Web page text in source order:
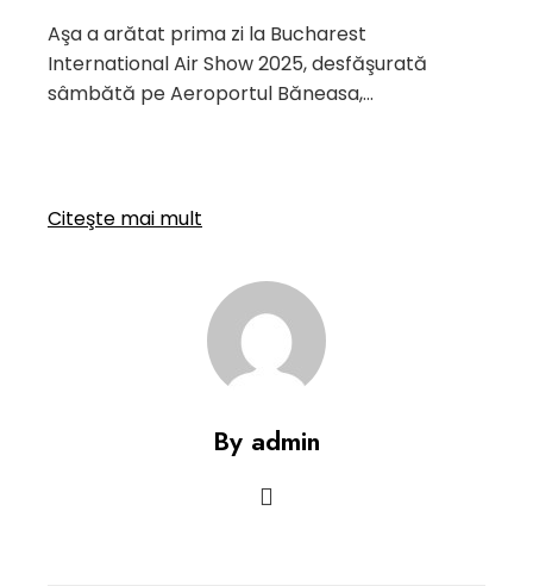
Aşa a arătat prima zi la Bucharest
International Air Show 2025, desfăşurată
sâmbătă pe Aeroportul Băneasa,…
Citeşte mai mult
By admin